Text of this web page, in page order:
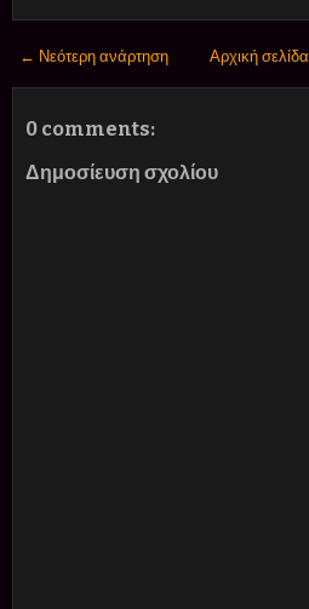
← Νεότερη ανάρτηση Αρχική σελίδα
0 comments:
Δημοσίευση σχολίου